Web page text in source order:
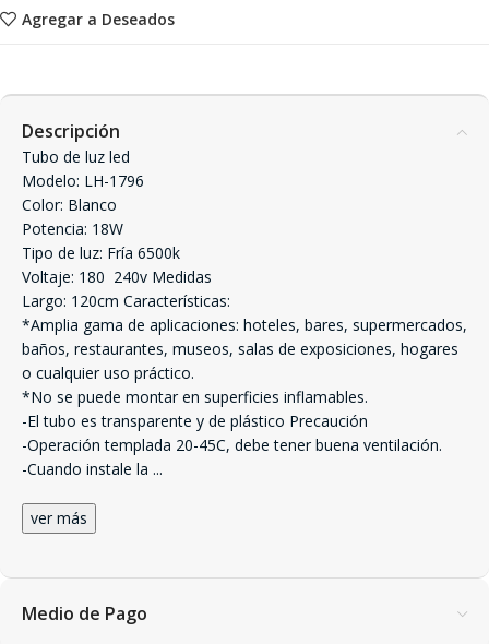
Agregar a Deseados
Descripción
Tubo de luz led
Modelo: LH-1796
Color: Blanco
Potencia: 18W
Tipo de luz: Fría 6500k
Voltaje: 180  240v Medidas
Largo: 120cm Características:
*Amplia gama de aplicaciones: hoteles, bares, supermercados,
baños, restaurantes, museos, salas de exposiciones, hogares
o cualquier uso práctico.
*No se puede montar en superficies inflamables.
-El tubo es transparente y de plástico Precaución
-Operación templada 20-45C, debe tener buena ventilación.
-Cuando instale la ...
ver más
Medio de Pago